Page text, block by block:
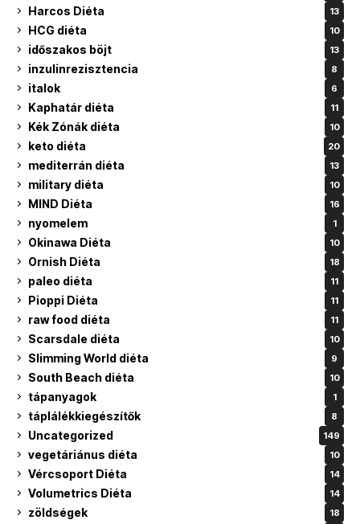
Harcos Diéta 13
HCG diéta 10
időszakos böjt 13
inzulinrezisztencia 8
italok 6
Kaphatár diéta 11
Kék Zónák diéta 10
keto diéta 20
mediterrán diéta 13
military diéta 10
MIND Diéta 16
nyomelem 1
Okinawa Diéta 10
Ornish Diéta 18
paleo diéta 11
Pioppi Diéta 11
raw food diéta 11
Scarsdale diéta 10
Slimming World diéta 9
South Beach diéta 10
tápanyagok 1
táplálékkiegészítők 8
Uncategorized 149
vegetáriánus diéta 10
Vércsoport Diéta 14
Volumetrics Diéta 14
zöldségek 18